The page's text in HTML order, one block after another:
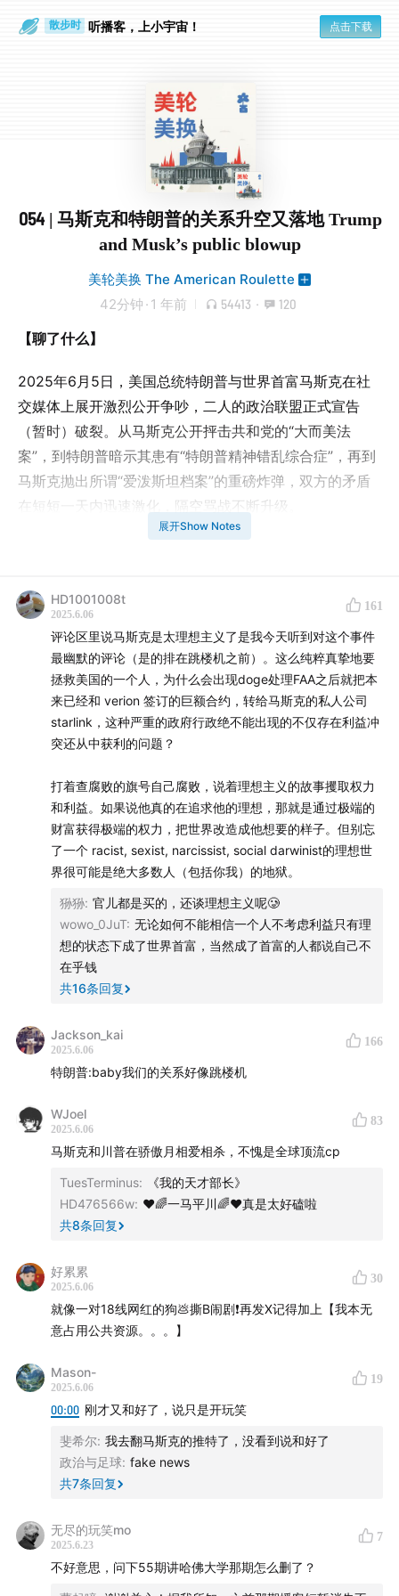
散步时 听播客，上小宇宙！ 点击下载
054 | 马斯克和特朗普的关系升空又落地 Trump
and Musk’s public blowup
美轮美换 The American Roulette
42分钟 · 1 年前 54413 · 120
【聊了什么】
2025年6月5日，美国总统特朗普与世界首富马斯克在社
交媒体上展开激烈公开争吵，二人的政治联盟正式宣告
（暂时）破裂。从马斯克公开抨击共和党的“大而美法
案”，到特朗普暗示其患有“特朗普精神错乱综合症”，再到
马斯克抛出所谓“爱泼斯坦档案”的重磅炸弹，双方的矛盾
在短短一天内迅速激化，隔空骂战不断升级。
共和党和MAGA运动中的影响力究竟有多大，他是否高估
了自己？这场风暴又将如何影响“大而美”法案的参议院前
本期节目录制于2025年6月5日美国东部时间晚间10点左
我们最近将与友台《疲惫娇娃》联合举办一场线上读书会
活动，这次讨论的是今年的一本新书——
《Abundance》。
读书会对美轮美换付费会员免费开放（请使用会员邮箱登
录在下方页面获取折扣码），也欢迎大家打赏支持。
详情请见此链接：
如果喜欢这期节目并希望支持我们将节目继续做下去：
会员可以收到每周2-5封newsletter，可以加入会员社
群，参加会员活动，并享受更多福利。
合作投稿邮箱：american.roulette.pod@gmail.com
00:00:36特朗普与马斯克公开决裂
00:07:11决裂背后的三种理论：原则之争、利益冲突还是
00:14:04决裂风波对“大而美法案”的影响：参议院政治博
弈与法案前景
00:17:43意见领袖还是负资产？马斯克的政治影响力与民
主党应对策略
00:26:28马斯克的底牌与共和党内派系斗争
00:39:34马斯克与政治的“水土不服”
展开Show Notes
HD1001008t
2025.6.06
161
评论区里说马斯克是太理想主义了是我今天听到对这个事件
最幽默的评论（是的排在跳楼机之前）。这么纯粹真挚地要
拯救美国的一个人，为什么会出现doge处理FAA之后就把本
来已经和 verion 签订的巨额合约，转给马斯克的私人公司
starlink，这种严重的政府行政绝不能出现的不仅存在利益冲
突还从中获利的问题？
打着查腐败的旗号自己腐败，说着理想主义的故事攫取权力
和利益。如果说他真的在追求他的理想，那就是通过极端的
财富获得极端的权力，把世界改造成他想要的样子。但别忘
了一个 racist, sexist, narcissist, social darwinist的理想世
界很可能是绝大多数人（包括你我）的地狱。
狲狲: 官儿都是买的，还谈理想主义呢🥲
wowo_0JuT: 无论如何不能相信一个人不考虑利益只有理
想的状态下成了世界首富，当然成了首富的人都说自己不
在乎钱
共16条回复
Jackson_kai
2025.6.06
166
特朗普:baby我们的关系好像跳楼机
WJoel
2025.6.06
83
马斯克和川普在骄傲月相爱相杀，不愧是全球顶流cp
TuesTerminus:
《我的天才部长》
HD476566w: ❤️🌈一马平川🌈❤️真是太好磕啦
共8条回复
好累累
2025.6.06
30
就像一对18线网红的狗💩撕B闹剧❗再发X记得加上【我本无
意占用公共资源。。。】
Mason-
2025.6.06
19
00:00 刚才又和好了，说只是开玩笑
斐希尔: 我去翻马斯克的推特了，没看到说和好了
政治与足球: fake news
共7条回复
无尽的玩笑mo
2025.6.23
7
不好意思，问下55期讲哈佛大学那期怎么删了？